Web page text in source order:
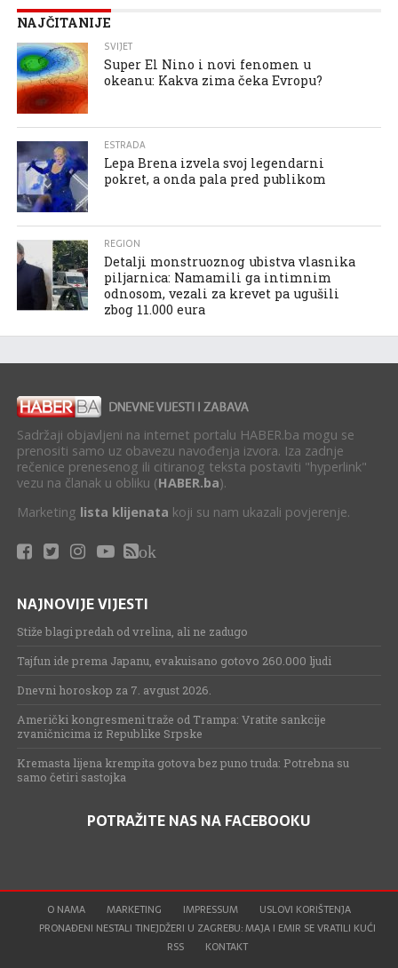
NAJČITANIJE
SVIJET
Super El Nino i novi fenomen u
okeanu: Kakva zima čeka Evropu?
ESTRADA
Lepa Brena izvela svoj legendarni
pokret, a onda pala pred publikom
REGION
Detalji monstruoznog ubistva vlasnika
piljarnica: Namamili ga intimnim
odnosom, vezali za krevet pa ugušili
zbog 11.000 eura
Sadržaji objavljeni na internet portalu HABER.ba mogu se
prenositi samo uz obavezu navođenja izvora. Iza zadnje
rečenice prenesenog ili citiranog teksta postaviti "hyperlink"
vezu na članak u obliku (HABER.ba).
Marketing lista klijenata koji su nam ukazali povjerenje.
ok
NAJNOVIJE VIJESTI
Stiže blagi predah od vrelina, ali ne zadugo
Tajfun ide prema Japanu, evakuisano gotovo 260.000 ljudi
Dnevni horoskop za 7. avgust 2026.
Američki kongresmeni traže od Trampa: Vratite sankcije
zvaničnicima iz Republike Srpske
Kremasta lijena krempita gotova bez puno truda: Potrebna su
samo četiri sastojka
POTRAŽITE NAS NA FACEBOOKU
O NAMA MARKETING IMPRESSUM
USLOVI KORIŠTENJA
PRONAĐENI NESTALI TINEJDŽERI U ZAGREBU: MAJA I EMIR SE VRATILI KUĆI
RSS
KONTAKT